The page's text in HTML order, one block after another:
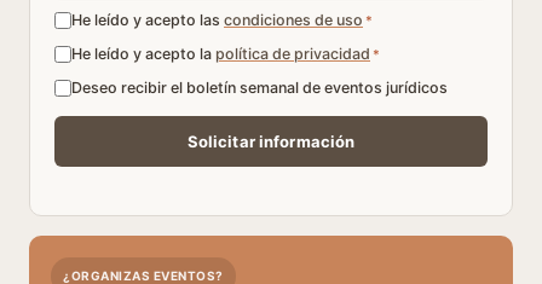
He leído y acepto las condiciones de uso *
He leído y acepto la política de privacidad *
Deseo recibir el boletín semanal de eventos jurídicos
¿ORGANIZAS EVENTOS?